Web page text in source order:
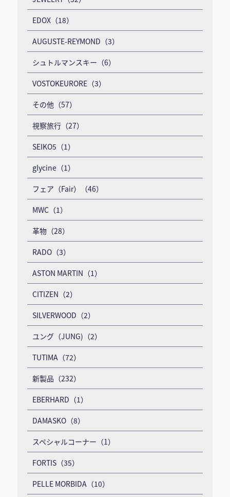
EDOX（18）
AUGUSTE-REYMOND（3）
シュトルマンスキー（6）
VOSTOKEURORE（3）
その他（57）
視察旅行（27）
SEIKO5（1）
glycine（1）
フェア（Fair）（46）
MWC（1）
革物（28）
RADO（3）
ASTON MARTIN（1）
CITIZEN（2）
SILVERWOOD（2）
ユング（JUNG)（2）
TUTIMA（72）
新製品（232）
EBERHARD（1）
DAMASKO（8）
スペシャルコーナー（1）
FORTIS（35）
PELLE MORBIDA（10）